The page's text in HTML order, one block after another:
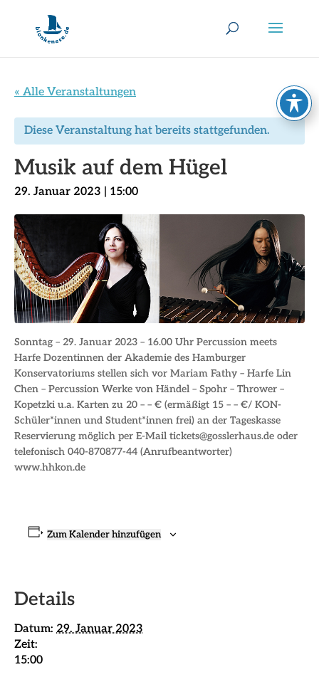
« Alle Veranstaltungen
Diese Veranstaltung hat bereits stattgefunden.
Musik auf dem Hügel
29. Januar 2023 | 15:00
Sonntag – 29. Januar 2023 – 16.00 Uhr Percussion meets
Harfe Dozentinnen der Akademie des Hamburger
Konservatoriums stellen sich vor Mariam Fathy – Harfe Lin
Chen – Percussion Werke von Händel – Spohr – Thrower –
Kopetzki u.a. Karten zu 20 – – € (ermäßigt 15 – – €/ KON-
Schüler*innen und Student*innen frei) an der Tageskasse
Reservierung möglich per E-Mail tickets@gosslerhaus.de oder
telefonisch 040-870877-44 (Anrufbeantworter)
www.hhkon.de
Zum Kalender hinzufügen
Details
Datum: 29. Januar 2023
Zeit:
15:00